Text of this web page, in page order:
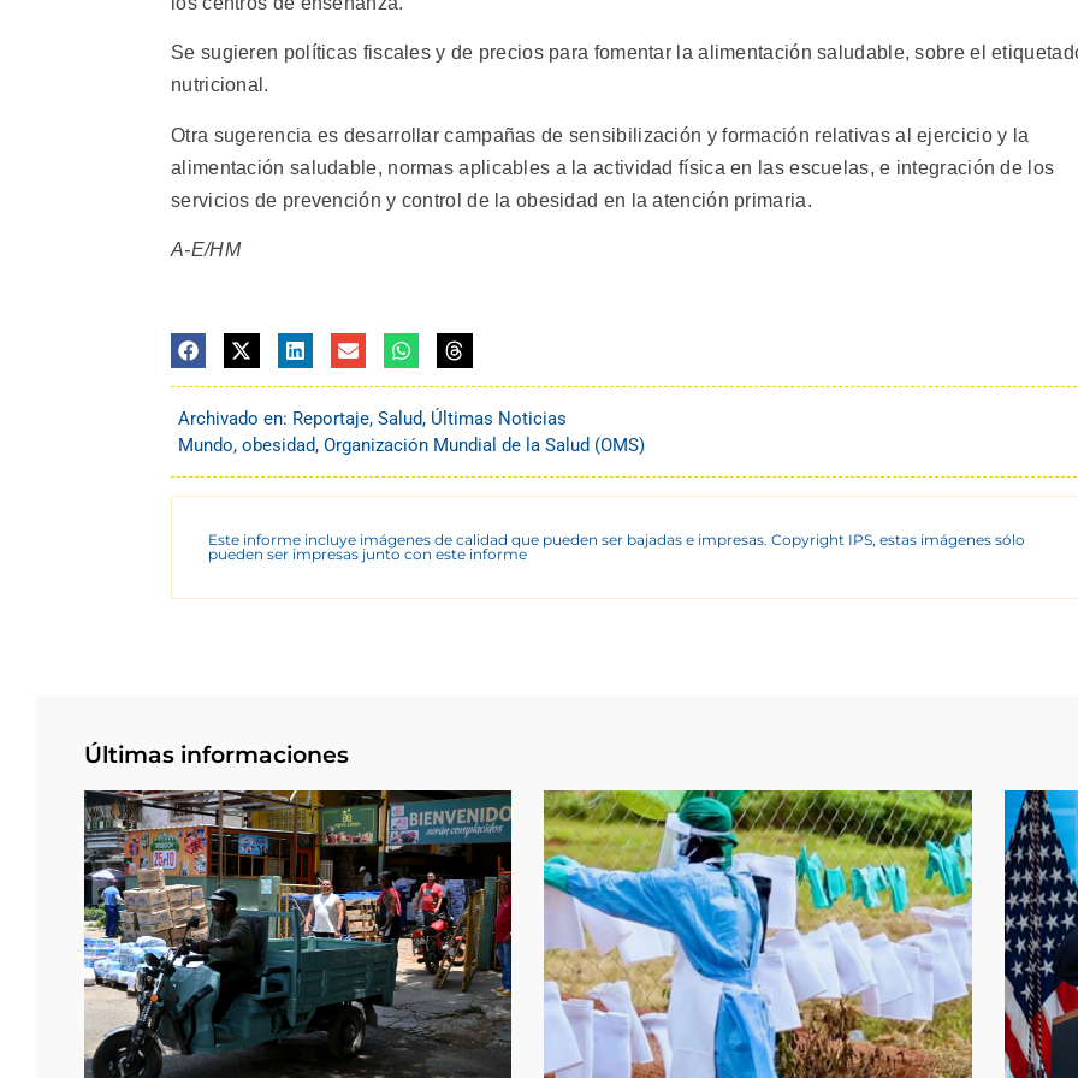
Se sugieren políticas fiscales y de precios para fomentar la alimentación saludable, sobre el
nutricional.
Otra sugerencia es desarrollar campañas de sensibilización y formación relativas al ejercicio y la
alimentación saludable, normas aplicables a la actividad física en las escuelas, e integración de los
servicios de prevención y control de la obesidad en la atención primaria.
A-E/HM
Archivado en: Reportaje, Salud, Últimas Noticias
Mundo, obesidad, Organización Mundial de la Salud (OMS)
Este informe incluye imágenes de calidad que pueden ser bajadas e impresas. Copyright IPS, estas imágenes sólo
pueden ser impresas junto con este informe
Últimas informaciones